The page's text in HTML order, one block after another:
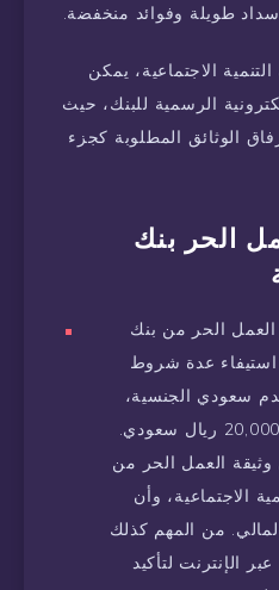
طويلة وفوائد منخفضة.
الاجتماعية، يمكن
الرسمية للبنك، حيث
الوثائق المطلوبة كجزء
الحر بنك
الحر من بنك
استيفاء عدة شروط
سعودي الجنسية،
ويتراوح دخله الشهري دون 20,000 ريال سعودي.
العمل الحر من
الاجتماعية، وأن
من المهم كذلك
الإنترنت لتأكيد